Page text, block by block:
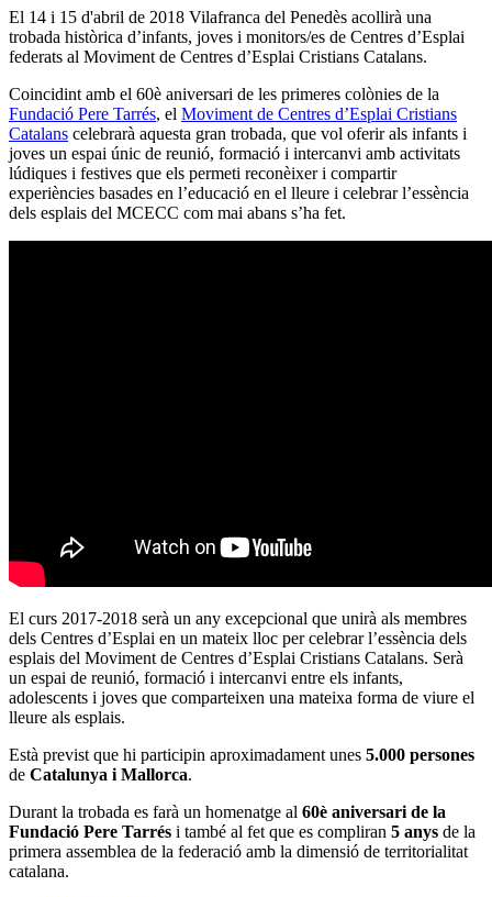
El 14 i 15 d'abril de 2018 Vilafranca del Penedès acollirà una
trobada històrica d’infants, joves i monitors/es de Centres d’Esplai
federats al Moviment de Centres d’Esplai Cristians Catalans.
Coincidint amb el 60è aniversari de les primeres colònies de la
Fundació Pere Tarrés, el Moviment de Centres d’Esplai Cristians
Catalans celebrarà aquesta gran trobada, que vol oferir als infants i
joves un espai únic de reunió, formació i intercanvi amb activitats
lúdiques i festives que els permeti reconèixer i compartir
experiències basades en l’educació en el lleure i celebrar l’essència
dels esplais del MCECC com mai abans s’ha fet.
El curs 2017-2018 serà un any excepcional que unirà als membres
dels Centres d’Esplai en un mateix lloc per celebrar l’essència dels
esplais del Moviment de Centres d’Esplai Cristians Catalans. Serà
un espai de reunió, formació i intercanvi entre els infants,
adolescents i joves que comparteixen una mateixa forma de viure el
lleure als esplais.
Està previst que hi participin aproximadament unes 5.000 persones
de Catalunya i Mallorca.
Durant la trobada es farà un homenatge al 60è aniversari de la
Fundació Pere Tarrés i també al fet que es compliran 5 anys de la
primera assemblea de la federació amb la dimensió de territorialitat
catalana.